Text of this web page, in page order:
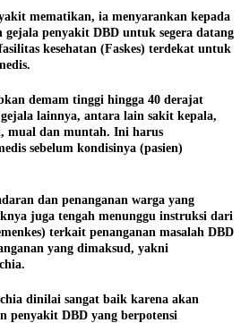
mematikan, ia menyarankan kepada
gejala penyakit DBD untuk segera datang
kesehatan (Faskes) terdekat untuk
demam tinggi hingga 40 derajat
lainnya, antara lain sakit kepala,
mual dan muntah. Ini harus
sebelum kondisinya (pasien)
dan penanganan warga yang
juga tengah menunggu instruksi dari
terkait penanganan masalah DBD
yang dimaksud, yakni
dinilai sangat baik karena akan
penyakit DBD yang berpotensi